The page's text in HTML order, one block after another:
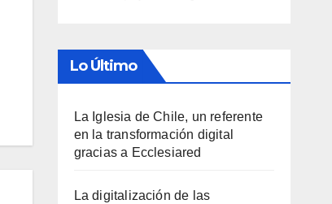
Lo Último
La Iglesia de Chile, un referente
en la transformación digital
gracias a Ecclesiared
La digitalización de las